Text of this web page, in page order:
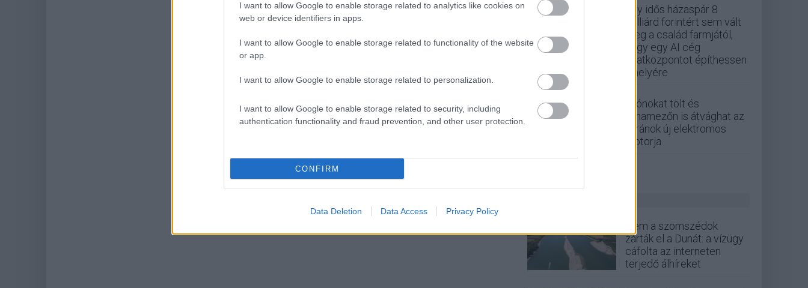
I want to allow Google to enable storage related to analytics like cookies on
web or device identifiers in apps.
I want to allow Google to enable storage related to functionality of the website
or app.
I want to allow Google to enable storage related to personalization.
I want to allow Google to enable storage related to security, including
authentication functionality and fraud prevention, and other user protection.
CONFIRM
Data Deletion Data Access Privacy Policy
Egy idős házaspár 8
milliárd forintért sem vált
meg a család farmjától,
hogy egy AI cég
adatközpontot építhessen
a helyére
Drónokat tölt és
aknamezőn is átvághat az
ukránok új elektromos
motorja
Nem a szomszédok
zárták el a Dunát: a vízügy
cáfolta az interneten
terjedő álhíreket